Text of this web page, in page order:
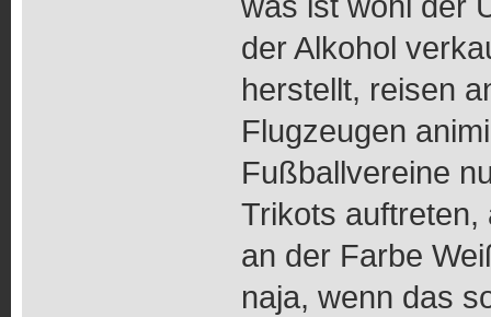
der Alkohol
herstellt, reisen
Flugzeugen
Fußballvereine
Trikots auftreten,
an der Farbe
naja, wenn das